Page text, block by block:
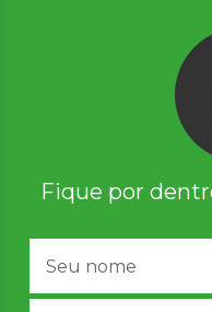
Fique por